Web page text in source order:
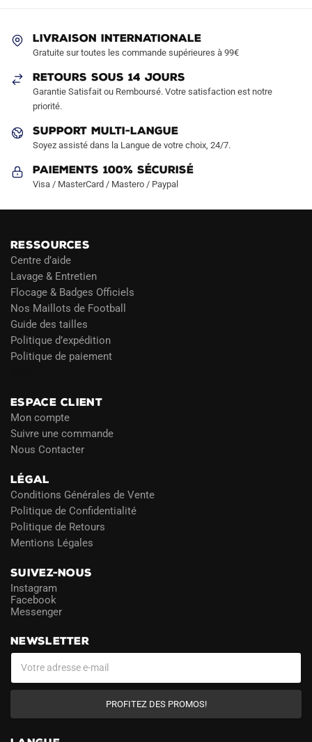
choisies
la
page
produit
LIVRAISON INTERNATIONALE
Gratuite sur toutes les commande supérieures à 99€
RETOURS SOUS 14 JOURS
Garantie Satisfait ou Remboursé. Votre satisfaction est notre
priorité.
SUPPORT MULTI-LANGUE
Soyez assisté dans la Langue de votre choix, 24/7.
Paiements 100% Sécurisé
Visa / MasterCard / Mastero / Paypal
RESSOURCES
Centre d’aide
Lavage & Entretien
Flocage & Badges Officiels
Nos Maillots de Football
Guide des tailles
Politique d’expédition
Politique de paiement
ESPACE CLIENT
Mon compte
Suivre une commande
Nous Contacter
LÉGAL
Conditions Générales de Vente
Politique de Confidentialité
Politique de Retours
Mentions Légales
SUIVEZ-NOUS
Instagram
Facebook
Messenger
NEWSLETTER
PROFITEZ DES PROMOS!